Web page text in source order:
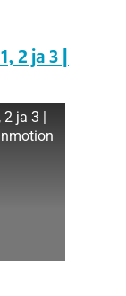
2 ja 3 |
ja 3 |